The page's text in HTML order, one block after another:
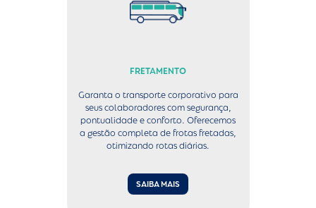
FRETAMENTO
Garanta o transporte corporativo para
seus colaboradores com segurança,
pontualidade e conforto. Oferecemos
a gestão completa de frotas fretadas,
otimizando rotas diárias.
SAIBA MAIS